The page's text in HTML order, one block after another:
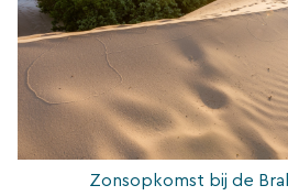
Zonsopkomst bij de